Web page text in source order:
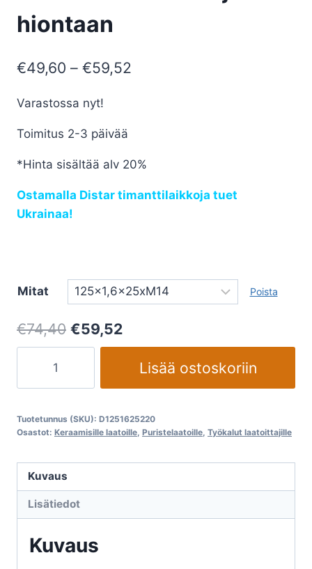
hiontaan
€49,60 – €59,52
Varastossa nyt!
Toimitus 2-3 päivää
*Hinta sisältää alv 20%
Ostamalla Distar timanttilaikkoja tuet
Ukrainaa!
Mitat Poista
€74,40 Alkuperäinen
hinta
€59,52Nykyinen
hinta
on:
DISTAR
EDGE
45
katkaisuun
hiontaan
Lisää ostoskoriin
Tuotetunnus (SKU): D1251625220
Osastot: Keraamisille laatoille Puristelaatoille Työkalut laatoittajille
Kuvaus
Lisätiedot
Kuvaus